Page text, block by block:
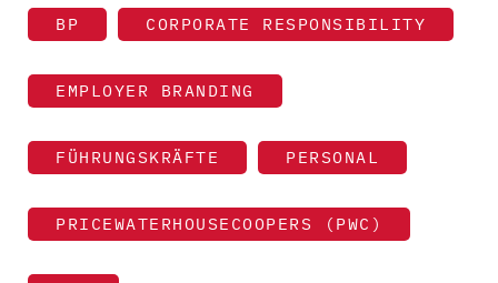
BP CORPORATE RESPONSIBILITY
EMPLOYER BRANDING
FÜHRUNGSKRÄFTE PERSONAL
PRICEWATERHOUSECOOPERS (PWC)